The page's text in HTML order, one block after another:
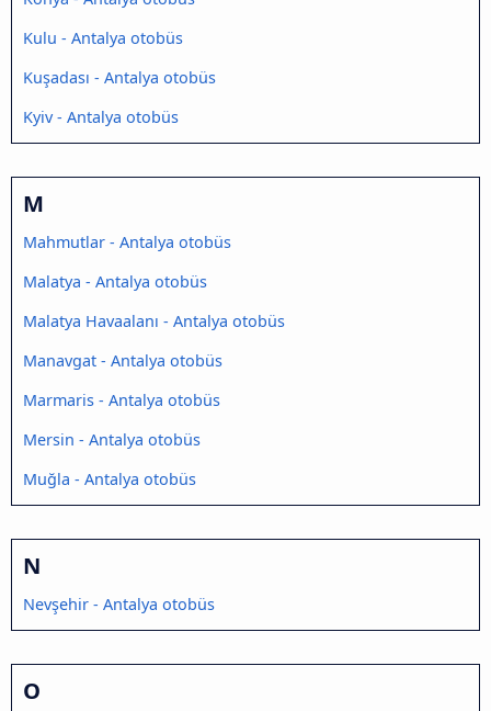
Kulu - Antalya otobüs
Kuşadası - Antalya otobüs
Kyiv - Antalya otobüs
M
Mahmutlar - Antalya otobüs
Malatya - Antalya otobüs
Malatya Havaalanı - Antalya otobüs
Manavgat - Antalya otobüs
Marmaris - Antalya otobüs
Mersin - Antalya otobüs
Muğla - Antalya otobüs
N
Nevşehir - Antalya otobüs
O